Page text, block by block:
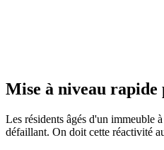
Mise à niveau
Les résidents âgés d'un immeuble
défaillant. On doit cette réactivité